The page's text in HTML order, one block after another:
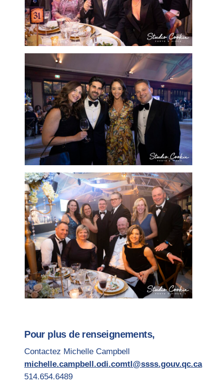
Pour plus de renseignements,
Contactez Michelle Campbell
michelle.campbell.odi.comtl@ssss.gouv.qc.ca
514.654.6489